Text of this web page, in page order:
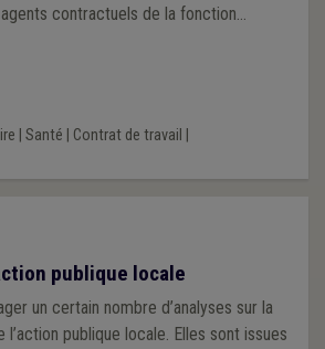
agents contractuels de la fonction
garanti en cas de reprise partielle du
Santé Contrat de travail
publique locale
un certain nombre d’analyses sur la
publique locale. Elles sont issues